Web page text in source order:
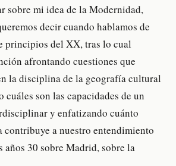
sobre mi idea de la Modernidad,
decir cuando hablamos de
principios del XX, tras lo cual
afrontando cuestiones que
la disciplina de la geografía cultural
cuáles son las capacidades de un
y enfatizando cuánto
a nuestro entendimiento
años 30 sobre Madrid, sobre la